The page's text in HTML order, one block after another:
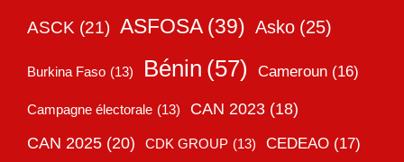
ASCK (21) ASFOSA (39) Asko (25)
Burkina Faso (13) Bénin (57) Cameroun (16)
Campagne électorale (13) CAN 2023 (18)
CAN 2025 (20) CDK GROUP (13) CEDEAO (17)